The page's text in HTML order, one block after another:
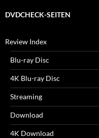
DVDCHECK-SEITEN
Review Index
Blu-ray Disc
4K Blu-ray Disc
Streaming
Download
4K Download